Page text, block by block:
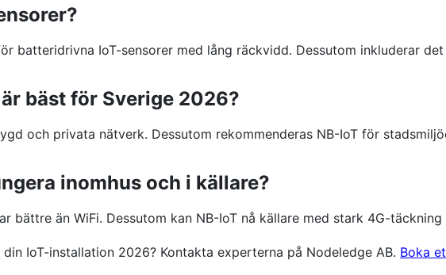
batteridrivna IoT-sensorer med lång räckvidd. Dessutom inkluderar det
bäst för Sverige 2026?
och privata nätverk. Dessutom rekommenderas NB-IoT för
inomhus och i källare?
bättre än WiFi. Dessutom kan NB-IoT nå källare med stark 4G-
IoT-installation 2026? Kontakta experterna på Nodeledge AB. Boka